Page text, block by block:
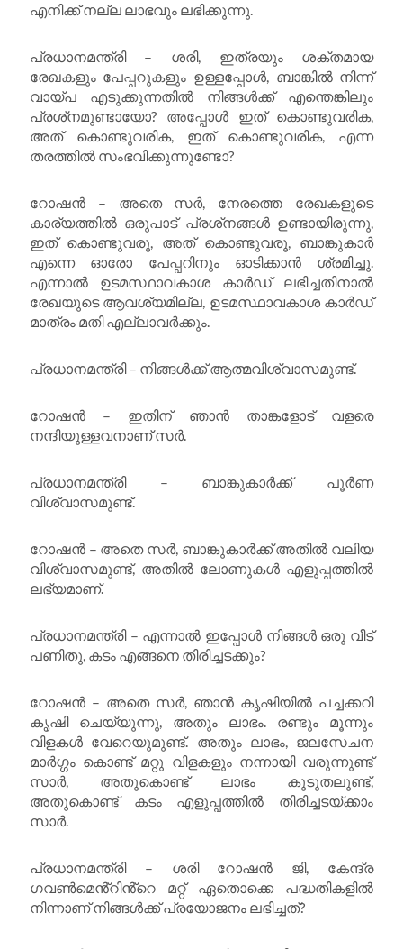
എനിക്ക് നല്ല ലാഭവും ലഭിക്കുന്നു.
പ്രധാനമന്ത്രി – ശരി, ഇത്രയും ശക്തമായ
രേഖകളും പേപ്പറുകളും ഉള്ളപ്പോൾ, ബാങ്കിൽ നിന്ന്
വായ്പ എടുക്കുന്നതിൽ നിങ്ങൾക്ക് എന്തെങ്കിലും
പ്രശ്‌നമുണ്ടായോ? അപ്പോൾ ഇത് കൊണ്ടുവരിക,
അത് കൊണ്ടുവരിക, ഇത് കൊണ്ടുവരിക, എന്ന
തരത്തിൽ സംഭവിക്കുന്നുണ്ടോ?
റോഷൻ – അതെ സർ, നേരത്തെ രേഖകളുടെ
കാര്യത്തിൽ ഒരുപാട് പ്രശ്‌നങ്ങൾ ഉണ്ടായിരുന്നു,
ഇത് കൊണ്ടുവരൂ, അത് കൊണ്ടുവരൂ, ബാങ്കുകാർ
എന്നെ ഓരോ പേപ്പറിനും ഓടിക്കാൻ ശ്രമിച്ചു.
എന്നാൽ ഉടമസ്ഥാവകാശ കാർഡ് ലഭിച്ചതിനാൽ
രേഖയുടെ ആവശ്യമില്ല, ഉടമസ്ഥാവകാശ കാർഡ്
മാത്രം മതി എല്ലാവർക്കും.
പ്രധാനമന്ത്രി – നിങ്ങൾക്ക് ആത്മവിശ്വാസമുണ്ട്.
റോഷൻ – ഇതിന് ഞാൻ താങ്കളോട് വളരെ
നന്ദിയുള്ളവനാണ് സർ.
പ്രധാനമന്ത്രി – ബാങ്കുകാർക്ക് പൂർണ
വിശ്വാസമുണ്ട്.
റോഷൻ – അതെ സർ, ബാങ്കുകാർക്ക് അതിൽ വലിയ
വിശ്വാസമുണ്ട്, അതിൽ ലോണുകൾ എളുപ്പത്തിൽ
ലഭ്യമാണ്.
പ്രധാനമന്ത്രി – എന്നാൽ ഇപ്പോൾ നിങ്ങൾ ഒരു വീട്
പണിതു, കടം എങ്ങനെ തിരിച്ചടക്കും?
റോഷൻ – അതെ സർ, ഞാൻ കൃഷിയിൽ പച്ചക്കറി
കൃഷി ചെയ്യുന്നു, അതും ലാഭം. രണ്ടും മൂന്നും
വിളകൾ വേറെയുമുണ്ട്. അതും ലാഭം, ജലസേചന
മാർഗ്ഗം കൊണ്ട് മറ്റു വിളകളും നന്നായി വരുന്നുണ്ട്
സാർ, അതുകൊണ്ട് ലാഭം കൂടുതലുണ്ട്,
അതുകൊണ്ട് കടം എളുപ്പത്തിൽ തിരിച്ചടയ്ക്കാം
സാർ.
പ്രധാനമന്ത്രി – ശരി റോഷൻ ജി, കേന്ദ്ര
ഗവൺമെൻ്റിൻ്റെ മറ്റ് ഏതൊക്കെ പദ്ധതികളിൽ
നിന്നാണ് നിങ്ങൾക്ക് പ്രയോജനം ലഭിച്ചത്?